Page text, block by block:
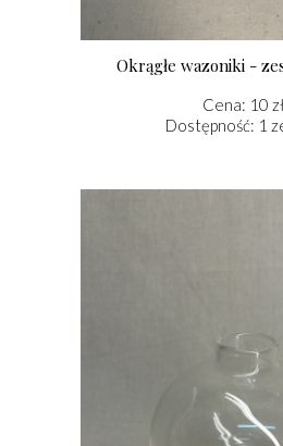
Okrągłe wazoniki -
Cena: 10 zł
Dostępność: 1